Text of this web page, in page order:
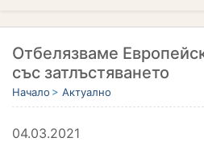
Отбелязваме
със затлъстяването
Начало Актуално
04.03.2021